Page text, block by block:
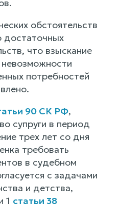
обстоятельств
достаточных
что взыскание
потребностей
90 СК РФ,
супруги в период
трех лет со дня
требовать
в судебном
с задачами
и детства,
1 статьи 38